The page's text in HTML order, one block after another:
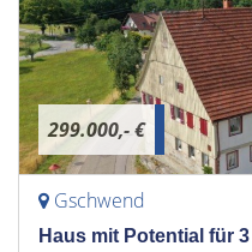
299.000,- €
Gschwend
Haus mit Potential für